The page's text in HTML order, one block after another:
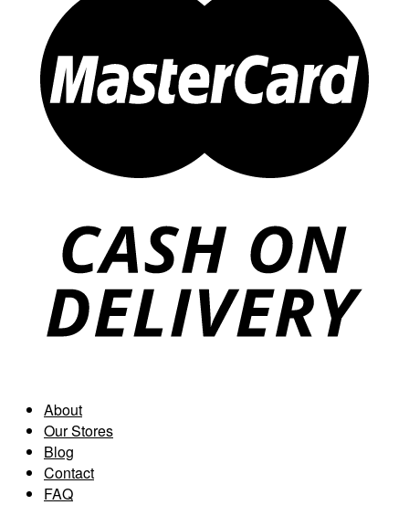
About
Our Stores
Blog
Contact
FAQ